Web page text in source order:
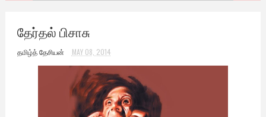
தேர்தல் பிசாசு
தமிழ்த் தேசியன் MAY 08, 2014